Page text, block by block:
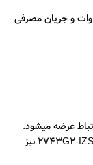
ولتاژ ورودی دوربین ۱۲ ولت و برق مصرفی ماکزیمم ۱۰ وات و جریان مصرفی
عرضه میشود.
موتورایز 2743G2-IZS نیز